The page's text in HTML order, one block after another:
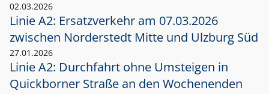
02.03.2026
Linie A2: Ersatzverkehr am 07.03.2026
zwischen Norderstedt Mitte und Ulzburg Süd
27.01.2026
Linie A2: Durchfahrt ohne Umsteigen in
Quickborner Straße an den Wochenenden